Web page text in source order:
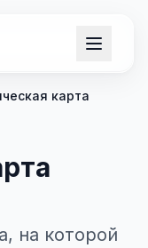
карта
на которой